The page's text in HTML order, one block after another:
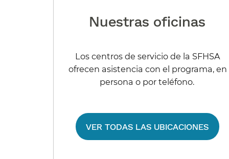
Nuestras oficinas​​
Los centros de servicio de la SFHSA
ofrecen asistencia con el programa, en
persona o por teléfono.​​
VER TODAS LAS UBICACIONES​​